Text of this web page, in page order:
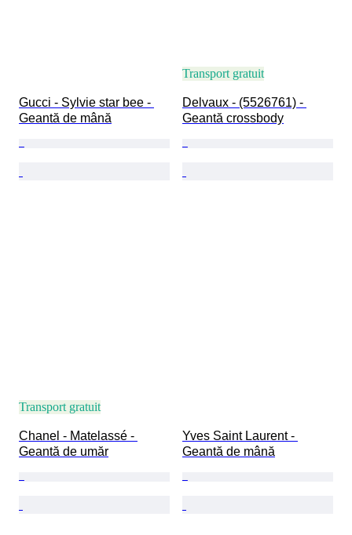
Gucci - Sylvie star bee -
Geantă de mână
Transport gratuit
Delvaux - (5526761) -
Geantă crossbody
Transport gratuit
Chanel - Matelassé -
Geantă de umăr
Yves Saint Laurent -
Geantă de mână